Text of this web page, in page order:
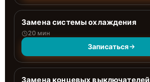
Замена системы охлаждения
20 мин
Записаться
Замена концевых выключателей